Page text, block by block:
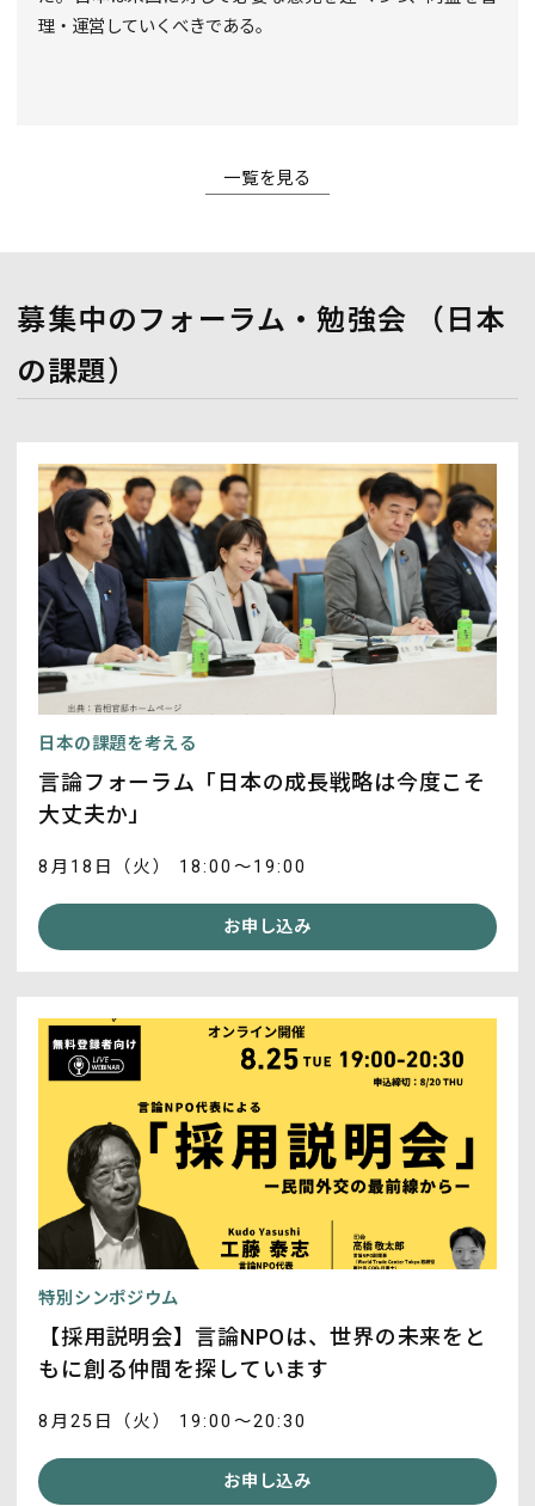
理・運営していくべきである。
一覧を見る
募集中のフォーラム・勉強会 （日本
の課題）
日本の課題を考える
言論フォーラム「日本の成長戦略は今度こそ
大丈夫か」
8月18日（火） 18:00～19:00
お申し込み
特別シンポジウム
【採用説明会】言論NPOは、世界の未来をと
もに創る仲間を探しています
8月25日（火） 19:00～20:30
お申し込み